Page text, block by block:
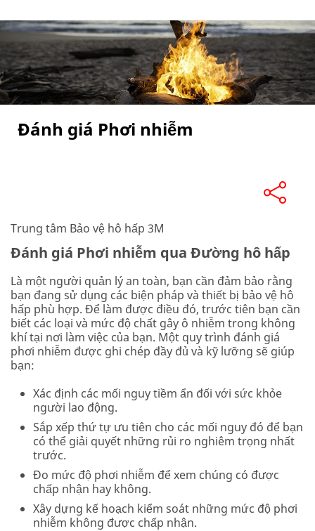
Đánh giá Phơi nhiễm
Trung tâm Bảo vệ hô hấp 3M
Đánh giá Phơi nhiễm qua Đường hô hấp
Là một người quản lý an toàn, bạn cần đảm bảo rằng
bạn đang sử dụng các biện pháp và thiết bị bảo vệ hô
hấp phù hợp. Để làm được điều đó, trước tiên bạn cần
biết các loại và mức độ chất gây ô nhiễm trong không
khí tại nơi làm việc của bạn. Một quy trình đánh giá
phơi nhiễm được ghi chép đầy đủ và kỹ lưỡng sẽ giúp
bạn:
Xác định các mối nguy tiềm ẩn đối với sức khỏe
người lao động.
Sắp xếp thứ tự ưu tiên cho các mối nguy đó để bạn
có thể giải quyết những rủi ro nghiêm trọng nhất
trước.
Đo mức độ phơi nhiễm để xem chúng có được
chấp nhận hay không.
Xây dựng kế hoạch kiểm soát những mức độ phơi
nhiễm không được chấp nhận.